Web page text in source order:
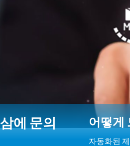
에 문의 어떻게
자동화된